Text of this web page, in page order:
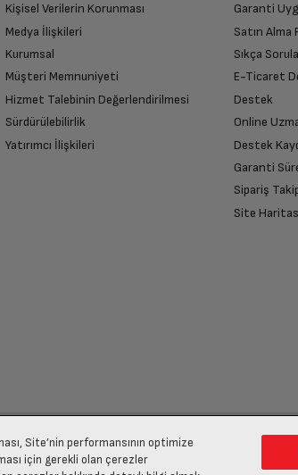
Onaylansın
gerekli kontrolleri sağladıktan sonra İade süreciniz
Kişisel Verilerin Korunması
Medya İlişkileri
Kurumsal
Müşteri Memnuniyeti
Hizmet Talebinin Değerlendirilmesi
Sürdürülebilirlik
Yatırımcı İlişkileri
Garanti
Satın Alma
Sıkça
E-Ticaret
Destek
Online
Destek
Garanti
Sipariş
Site
Site’nin performansının optimize
için gerekli olan çerezler